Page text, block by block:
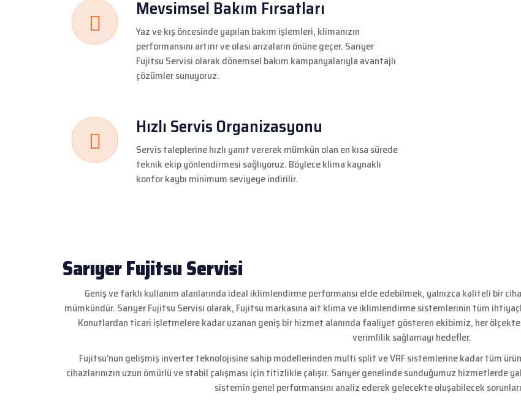
Mevsimsel Bakım Fırsatları
Yaz ve kış öncesinde yapılan bakım işlemleri, klimanızın
performansını artırır ve olası arızaların önüne geçer. Sarıyer
Fujitsu Servisi olarak dönemsel bakım kampanyalarıyla avantajlı
çözümler sunuyoruz.
Hızlı Servis Organizasyonu
Servis taleplerine hızlı yanıt vererek mümkün olan en kısa sürede
teknik ekip yönlendirmesi sağlıyoruz. Böylece klima kaynaklı
konfor kaybı minimum seviyeye indirilir.
Sarıyer Fujitsu Servisi
Geniş ve farklı kullanım alanlarında ideal iklimlendirme performansı elde edebilmek, yalnızca kaliteli bir
mümkündür. Sarıyer Fujitsu Servisi olarak, Fujitsu markasına ait klima ve iklimlendirme sistemlerinin tüm
Konutlardan ticari işletmelere kadar uzanan geniş bir hizmet alanında faaliyet gösteren ekibimiz, her
verimlilik sağlamayı hedefler.
Fujitsu’nun gelişmiş inverter teknolojisine sahip modellerinden multi split ve VRF sistemlerine kadar tüm
cihazlarınızın uzun ömürlü ve stabil çalışması için titizlikle çalışır. Sarıyer genelinde sunduğumuz hizmetlerde
sistemin genel performansını analiz ederek gelecekte oluşabilecek